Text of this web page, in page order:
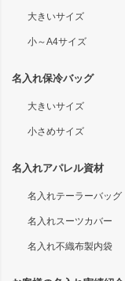
大きいサイズ
小～A4サイズ
名入れ保冷バッグ
大きいサイズ
小さめサイズ
名入れアパレル資材
名入れテーラーバッグ
名入れスーツカバー
名入れ不織布製内袋